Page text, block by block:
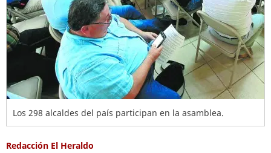
Los 298 alcaldes del país participan en la asamblea.
Redacción El Heraldo